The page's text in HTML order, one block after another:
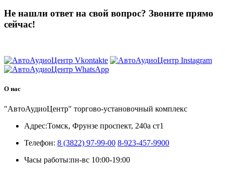
Не нашли ответ на свой вопрос? Звоните прямо
сейчас!
О нас
"АвтоАудиоЦентр" торгово-установочный комплекс
Адрес:Томск, Фрунзе проспект, 240а ст1
Телефон: 8 (3822) 97-99-00 8-923-457-9900
Часы работы:пн-вс 10:00-19:00